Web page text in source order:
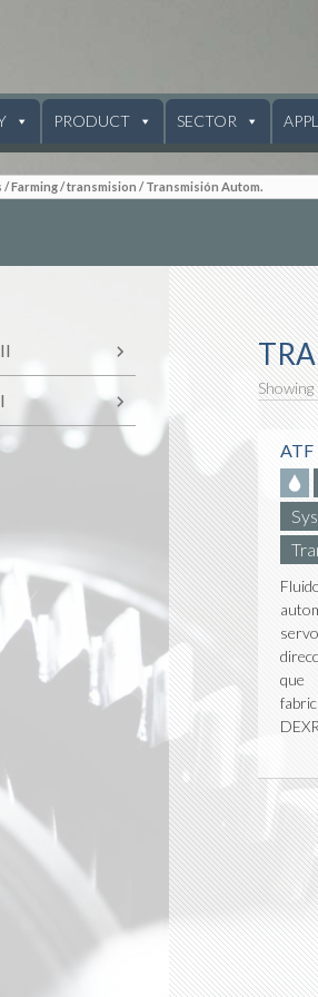
PRODUCT SECTOR
/Farming /transmision / Transmisión Autom.
ATF
que